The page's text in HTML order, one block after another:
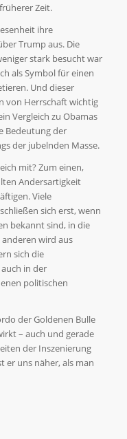
Zeit.
ihre
Trump aus. Die
stark besucht war
als Symbol für einen
Und dieser
von Herrschaft wichtig
Vergleich zu Obamas
Bedeutung der
der jubelnden Masse.
mit? Zum einen,
Andersartigkeit
Viele
sich erst, wenn
bekannt sind, in die
wird aus
sich die
in der
politischen
der Goldenen Bulle
– auch und gerade
der Inszenierung
er uns näher, als man